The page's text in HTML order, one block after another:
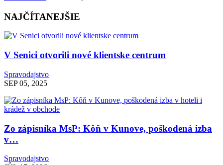
NAJČÍTANEJŠIE
V Senici otvorili nové klientske centrum
Spravodajstvo
SEP 05, 2025
Zo zápisníka MsP: Kôň v Kunove, poškodená izba
v…
Spravodajstvo